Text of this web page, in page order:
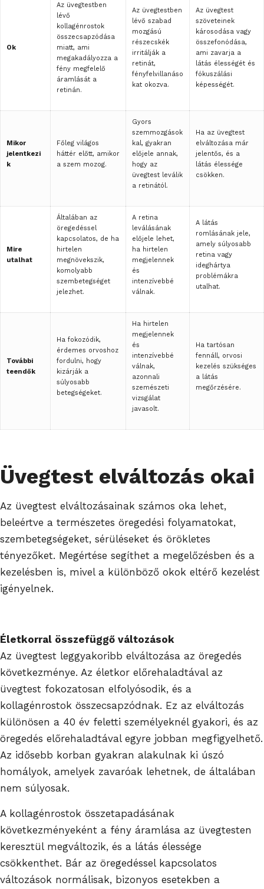
Ok
Az üvegtestben
lévő
kollagénrostok
összecsapzódása
miatt, ami
megakadályozza a
fény megfelelő
áramlását a
retinán.
Az üvegtestben
lévő szabad
mozgású
részecskék
irritálják a
retinát,
fényfelvillanáso
kat okozva.
Az üvegtest
szöveteinek
károsodása vagy
összefonódása,
ami zavarja a
látás élességét és
fókuszálási
képességét.
Mikor
jelentkezi
k
Főleg világos
háttér előtt, amikor
a szem mozog.
Gyors
szemmozgások
kal, gyakran
előjele annak,
hogy az
üvegtest leválik
a retinától.
Ha az üvegtest
elváltozása már
jelentős, és a
látás élessége
csökken.
Mire
utalhat
Általában az
öregedéssel
kapcsolatos, de ha
hirtelen
megnövekszik,
komolyabb
szembetegséget
jelezhet.
A retina
leválásának
előjele lehet,
ha hirtelen
megjelennek
és
intenzívebbé
válnak.
A látás
romlásának jele,
amely súlyosabb
retina vagy
ideghártya
problémákra
utalhat.
További
teendők
Ha fokozódik,
érdemes orvoshoz
fordulni, hogy
kizárják a
súlyosabb
betegségeket.
Ha hirtelen
megjelennek
és
intenzívebbé
válnak,
azonnali
szemészeti
vizsgálat
javasolt.
Ha tartósan
fennáll, orvosi
kezelés szükséges
a látás
megőrzésére.
Üvegtest elváltozás okai
Az üvegtest elváltozásainak számos oka lehet,
beleértve a természetes öregedési folyamatokat,
szembetegségeket, sérüléseket és örökletes
tényezőket. Megértése segíthet a megelőzésben és a
kezelésben is, mivel a különböző okok eltérő kezelést
igényelnek.
Életkorral összefüggő változások
Az üvegtest leggyakoribb elváltozása az öregedés
következménye. Az életkor előrehaladtával az
üvegtest fokozatosan elfolyósodik, és a
kollagénrostok összecsapzódnak. Ez az elváltozás
különösen a 40 év feletti személyeknél gyakori, és az
öregedés előrehaladtával egyre jobban megfigyelhető.
Az idősebb korban gyakran alakulnak ki úszó
homályok, amelyek zavaróak lehetnek, de általában
nem súlyosak.
A kollagénrostok összetapadásának
következményeként a fény áramlása az üvegtesten
keresztül megváltozik, és a látás élessége
csökkenthet. Bár az öregedéssel kapcsolatos
változások normálisak, bizonyos esetekben a